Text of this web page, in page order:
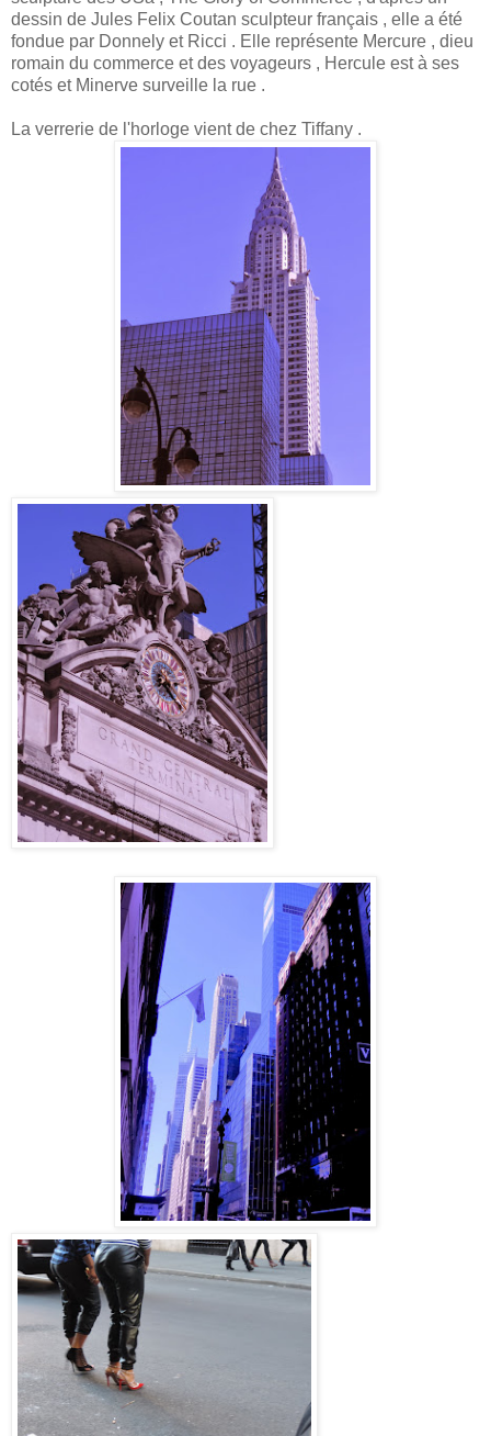
dessin de Jules Felix Coutan sculpteur français , elle a été
fondue par Donnely et Ricci . Elle représente Mercure , dieu
romain du commerce et des voyageurs , Hercule est à ses
cotés et Minerve surveille la rue .
La verrerie de l'horloge vient de chez Tiffany .